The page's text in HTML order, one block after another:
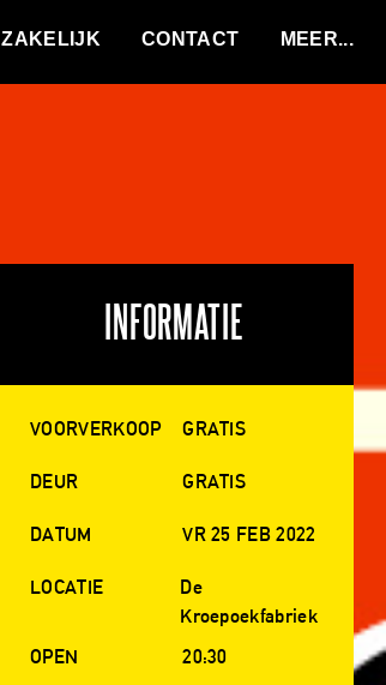
ZAKELIJK CONTACT
INFORMATIE
VOORVERKOOP GRATIS
DEUR GRATIS
DATUM VR 25 FEB 2022
LOCATIE
De
Kroepoekfabriek
OPEN
20:30